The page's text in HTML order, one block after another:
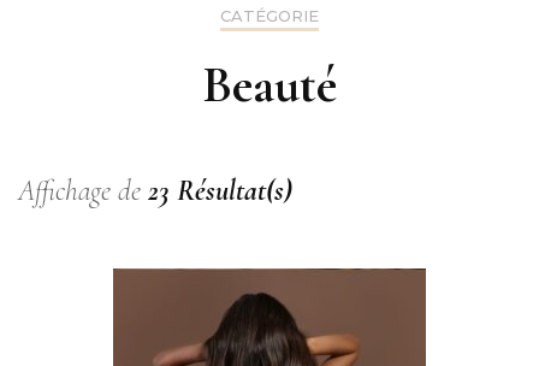
CATÉGORIE
Beauté
Affichage de 23 Résultat(s)